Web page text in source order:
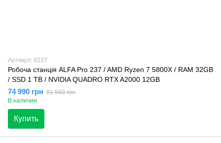
Артикул: 0237
Робоча станція ALFA Pro 237 / AMD Ryzen 7 5800X / RAM 32GB
/ SSD 1 TB / NVIDIA QUADRO RTX A2000 12GB
74 990 грн 81 560 грн
В наличии
Купить